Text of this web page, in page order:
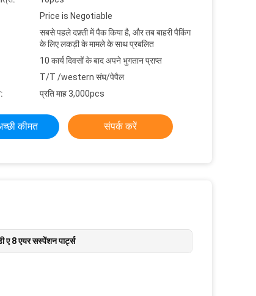
Price is Negotiable
सबसे पहले दफ़्ती में पैक किया है, और तब बाहरी पैकिंग
के लिए लकड़ी के मामले के साथ प्रबलित
10 कार्य दिवसों के बाद अपने भुगतान प्राप्त
T/T /western संघ/पेपैल
प्रति माह 3,000pcs
कीमत संपर्क करें
ए 8 एयर सस्पेंशन पार्ट्स